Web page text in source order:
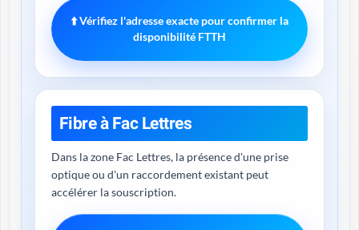
⬆️ Vérifiez l'adresse exacte pour confirmer la
disponibilité FTTH
Fibre à Fac Lettres
Dans la zone Fac Lettres, la présence d'une prise
optique ou d'un raccordement existant peut
accélérer la souscription.